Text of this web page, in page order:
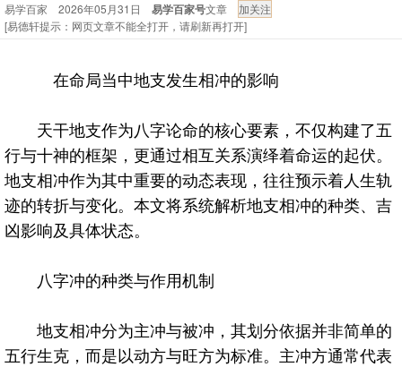
2026丙午年铁笔居士精批年运说明
2025-10-12
易德轩首席风水大师铁笔居士简介！！
易德轩易学ai，ai批八字紫微命理相学，ai智能体客服系统开通，欢迎
2025-07-01
易学百家 2026年05月31日 易学百家号文章
[易德轩提示：网页文章不能全打开，请刷新再打开]
在命局当中地支发生相冲的影响
天干地支作为八字论命的核心要素，不仅构建了五
行与十神的框架，更通过相互关系演绎着命运的起伏。
地支相冲作为其中重要的动态表现，往往预示着人生轨
迹的转折与变化。本文将系统解析地支相冲的种类、吉
凶影响及具体状态。
八字冲的种类与作用机制
地支相冲分为主冲与被冲，其划分依据并非简单的
五行生克，而是以动方与旺方为标准。主冲方通常代表